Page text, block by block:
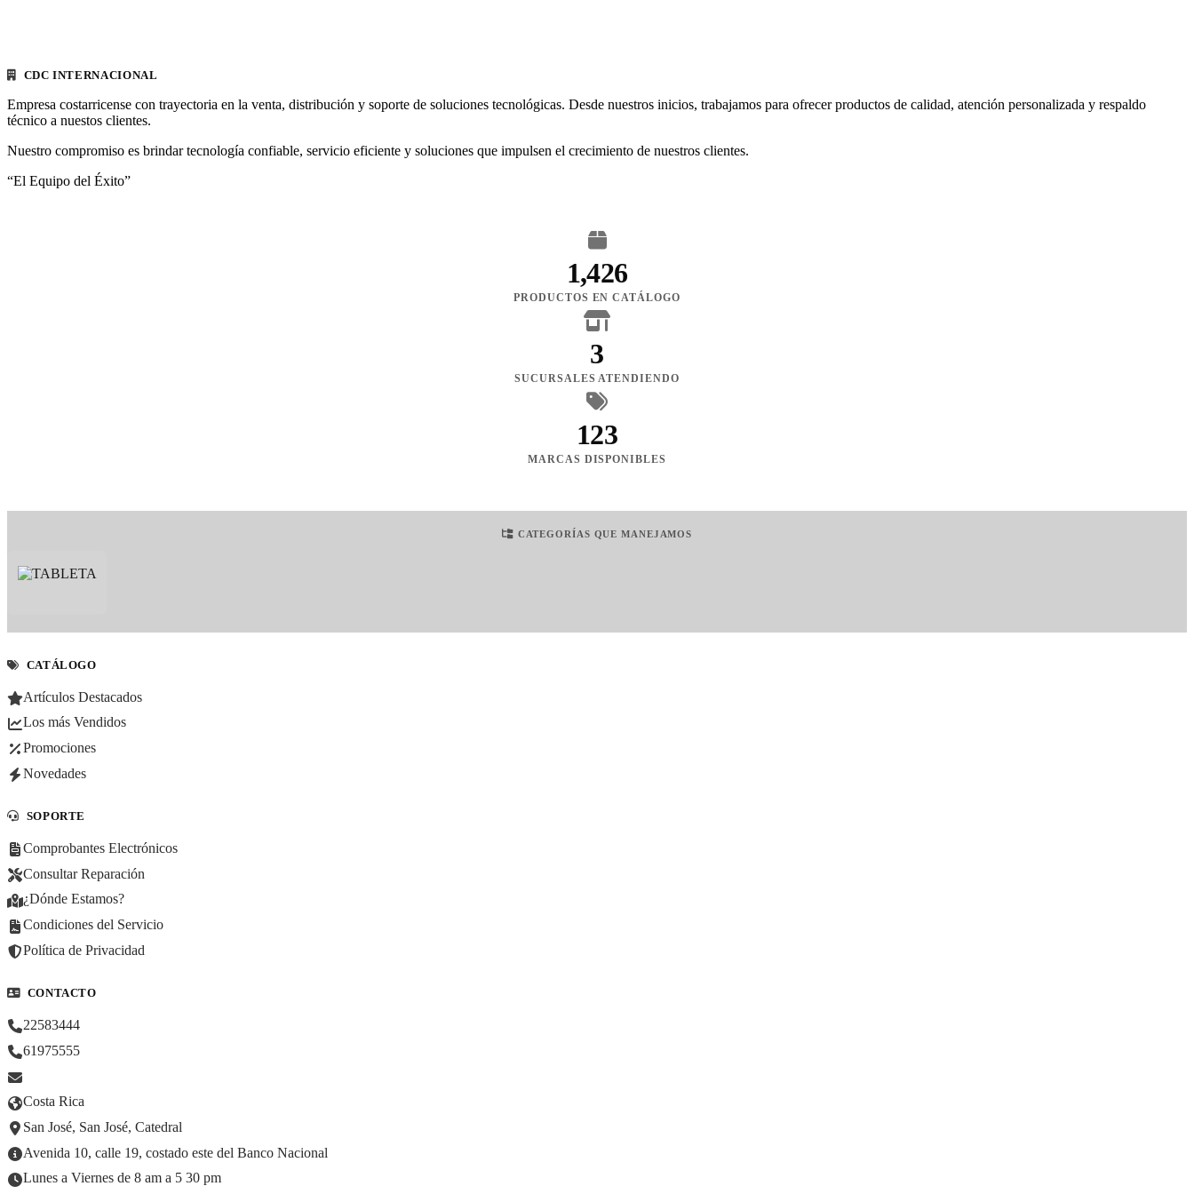
CDC INTERNACIONAL
Empresa costarricense con trayectoria en la venta, distribución y soporte de soluciones tecnológicas. Desde nuestros inicios, trabajamos para ofrecer productos de calidad, atención personalizada y respaldo
técnico a nuestos clientes.
Nuestro compromiso es brindar tecnología confiable, servicio eficiente y soluciones que impulsen el crecimiento de nuestros clientes.
“El Equipo del Éxito”
1,426
PRODUCTOS EN CATÁLOGO
3
SUCURSALES ATENDIENDO
123
MARCAS DISPONIBLES
CATEGORÍAS QUE MANEJAMOS
CATÁLOGO
Artículos Destacados
Los más Vendidos
Promociones
Novedades
SOPORTE
Comprobantes Electrónicos
Consultar Reparación
¿Dónde Estamos?
Condiciones del Servicio
Política de Privacidad
CONTACTO
22583444
61975555
Costa Rica
San José, San José, Catedral
Avenida 10, calle 19, costado este del Banco Nacional
Lunes a Viernes de 8 am a 5 30 pm